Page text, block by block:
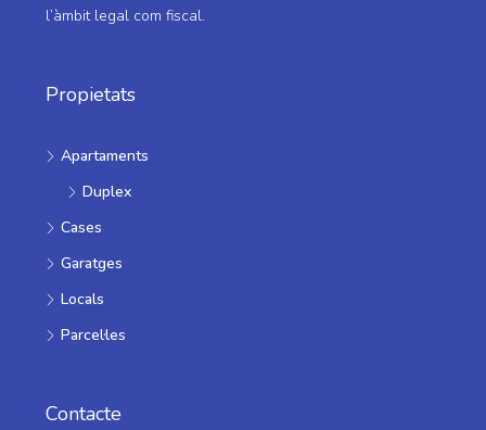
l’àmbit legal com fiscal.
Propietats
Apartaments
Duplex
Cases
Garatges
Locals
Parcel·les
Contacte